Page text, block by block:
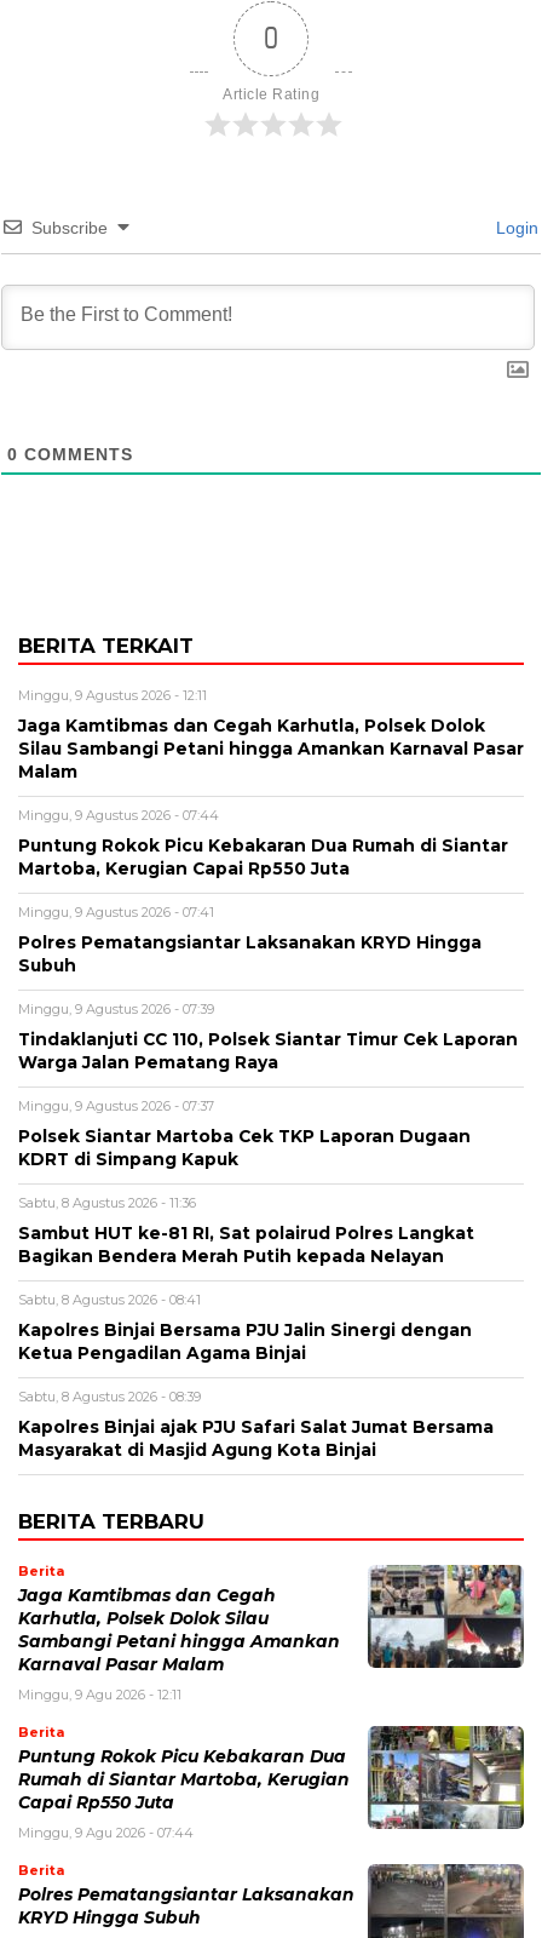
0
Article Rating
Subscribe Login
0 COMMENTS
BERITA TERKAIT
Minggu, 9 Agustus 2026 - 12:11
Jaga Kamtibmas dan Cegah Karhutla, Polsek Dolok
Silau Sambangi Petani hingga Amankan Karnaval Pasar
Malam
Minggu, 9 Agustus 2026 - 07:44
Puntung Rokok Picu Kebakaran Dua Rumah di Siantar
Martoba, Kerugian Capai Rp550 Juta
Minggu, 9 Agustus 2026 - 07:41
Polres Pematangsiantar Laksanakan KRYD Hingga
Subuh
Minggu, 9 Agustus 2026 - 07:39
Tindaklanjuti CC 110, Polsek Siantar Timur Cek Laporan
Warga Jalan Pematang Raya
Minggu, 9 Agustus 2026 - 07:37
Polsek Siantar Martoba Cek TKP Laporan Dugaan
KDRT di Simpang Kapuk
Sabtu, 8 Agustus 2026 - 11:36
Sambut HUT ke-81 RI, Sat polairud Polres Langkat
Bagikan Bendera Merah Putih kepada Nelayan
Sabtu, 8 Agustus 2026 - 08:41
Kapolres Binjai Bersama PJU Jalin Sinergi dengan
Ketua Pengadilan Agama Binjai
Sabtu, 8 Agustus 2026 - 08:39
Kapolres Binjai ajak PJU Safari Salat Jumat Bersama
Masyarakat di Masjid Agung Kota Binjai
BERITA TERBARU
Berita
Jaga Kamtibmas dan Cegah
Karhutla, Polsek Dolok Silau
Sambangi Petani hingga Amankan
Karnaval Pasar Malam
Minggu, 9 Agu 2026 - 12:11
Berita
Puntung Rokok Picu Kebakaran Dua
Rumah di Siantar Martoba, Kerugian
Capai Rp550 Juta
Minggu, 9 Agu 2026 - 07:44
Berita
Polres Pematangsiantar Laksanakan
KRYD Hingga Subuh